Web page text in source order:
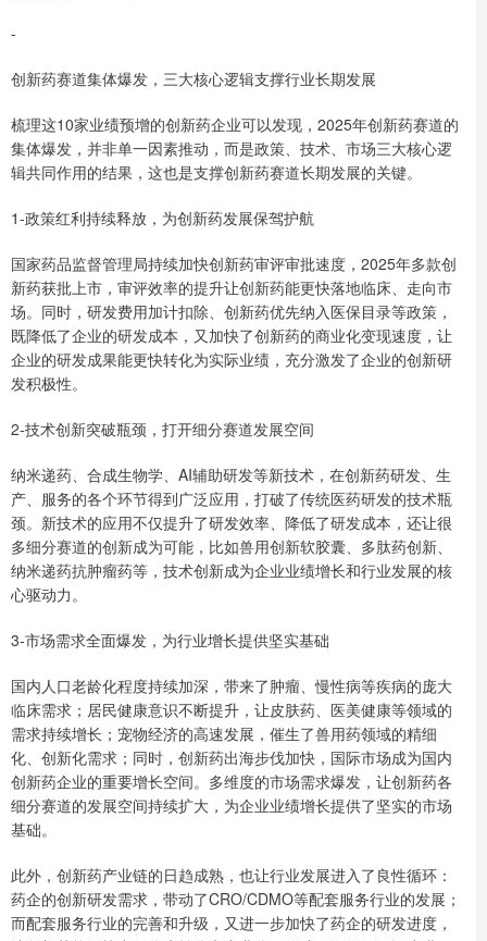
-
创新药赛道集体爆发，三大核心逻辑支撑行业长期发展
梳理这10家业绩预增的创新药企业可以发现，2025年创新药赛道的
集体爆发，并非单一因素推动，而是政策、技术、市场三大核心逻
辑共同作用的结果，这也是支撑创新药赛道长期发展的关键。
1-政策红利持续释放，为创新药发展保驾护航
国家药品监督管理局持续加快创新药审评审批速度，2025年多款创
新药获批上市，审评效率的提升让创新药能更快落地临床、走向市
场。同时，研发费用加计扣除、创新药优先纳入医保目录等政策，
既降低了企业的研发成本，又加快了创新药的商业化变现速度，让
企业的研发成果能更快转化为实际业绩，充分激发了企业的创新研
发积极性。
2-技术创新突破瓶颈，打开细分赛道发展空间
纳米递药、合成生物学、AI辅助研发等新技术，在创新药研发、生
产、服务的各个环节得到广泛应用，打破了传统医药研发的技术瓶
颈。新技术的应用不仅提升了研发效率、降低了研发成本，还让很
多细分赛道的创新成为可能，比如兽用创新软胶囊、多肽药创新、
纳米递药抗肿瘤药等，技术创新成为企业业绩增长和行业发展的核
心驱动力。
3-市场需求全面爆发，为行业增长提供坚实基础
国内人口老龄化程度持续加深，带来了肿瘤、慢性病等疾病的庞大
临床需求；居民健康意识不断提升，让皮肤药、医美健康等领域的
需求持续增长；宠物经济的高速发展，催生了兽用药领域的精细
化、创新化需求；同时，创新药出海步伐加快，国际市场成为国内
创新药企业的重要增长空间。多维度的市场需求爆发，让创新药各
细分赛道的发展空间持续扩大，为企业业绩增长提供了坚实的市场
基础。
此外，创新药产业链的日趋成熟，也让行业发展进入了良性循环：
药企的创新研发需求，带动了CRO/CDMO等配套服务行业的发展；
而配套服务行业的完善和升级，又进一步加快了药企的研发进度，